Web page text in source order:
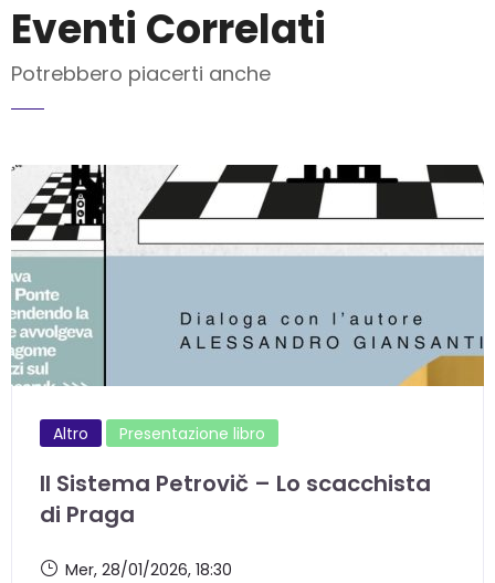
Eventi Correlati
Potrebbero piacerti anche
Altro Presentazione libro
Il Sistema Petrovič – Lo scacchista
di Praga
Mer, 28/01/2026, 18:30